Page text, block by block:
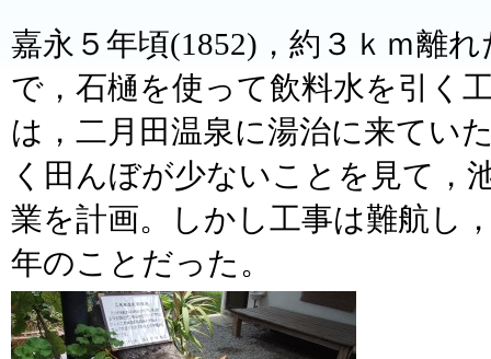
嘉永５年頃(1852)，約３ｋｍ離
で，石樋を使って飲料水を引く
は，二月田温泉に湯治に来てい
く田んぼが少ないことを見て，
業を計画。しかし工事は難航し
年のことだった。